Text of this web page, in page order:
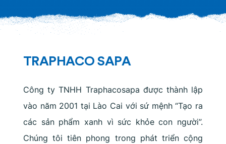
TRAPHACO SAPA
Công ty TNHH Traphacosapa được thành lập
vào năm 2001 tại Lào Cai với sứ mệnh “Tạo ra
các sản phẩm xanh vì sức khỏe con người”.
Chúng tôi tiên phong trong phát triển cộng